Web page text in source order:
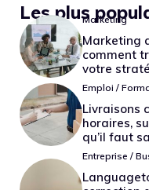
Les plusMarketing
Marketing
comment
votre
Emploi /
Livraisons
horaires,
qu’il faut
Entreprise /